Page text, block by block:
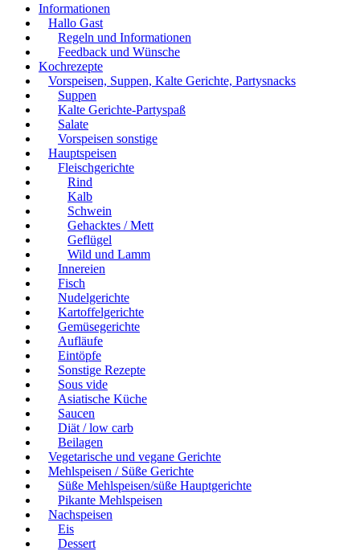
Informationen
Hallo Gast
Regeln und Informationen
Feedback und Wünsche
Kochrezepte
Vorspeisen, Suppen, Kalte Gerichte, Partysnacks
Suppen
Kalte Gerichte-Partyspaß
Salate
Vorspeisen sonstige
Hauptspeisen
Fleischgerichte
Rind
Kalb
Schwein
Gehacktes / Mett
Geflügel
Wild und Lamm
Innereien
Fisch
Nudelgerichte
Kartoffelgerichte
Gemüsegerichte
Aufläufe
Eintöpfe
Sonstige Rezepte
Sous vide
Asiatische Küche
Saucen
Diät / low carb
Beilagen
Vegetarische und vegane Gerichte
Mehlspeisen / Süße Gerichte
Süße Mehlspeisen/süße Hauptgerichte
Pikante Mehlspeisen
Nachspeisen
Eis
Dessert